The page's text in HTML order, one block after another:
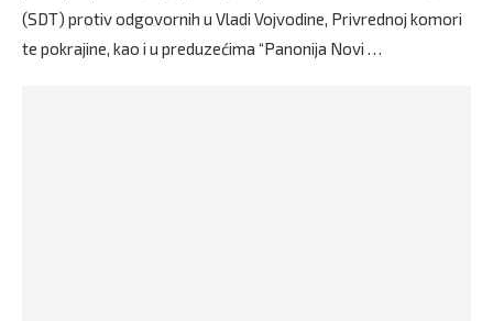
(SDT) protiv odgovornih u Vladi Vojvodine, Privrednoj komori
te pokrajine, kao i u preduzećima “Panonija Novi …